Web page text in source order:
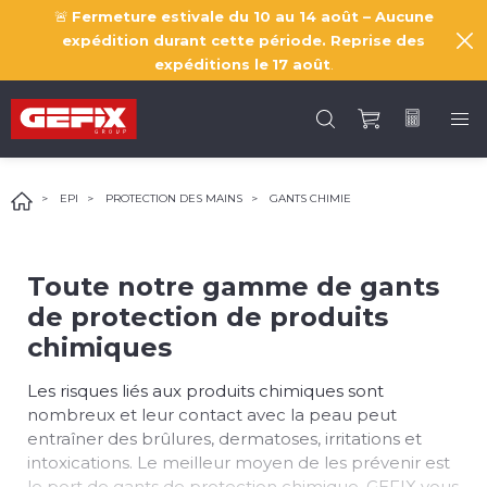
🚨 Fermeture estivale du 10 au 14 août – Aucune
expédition durant cette période. Reprise des
expéditions le 17 août
EPI PROTECTION DES MAINS GANTS CHIMIE
Toute notre gamme de gants
de protection de produits
chimiques
Les risques liés aux produits chimiques sont
nombreux et leur contact avec la peau peut
entraîner des brûlures, dermatoses, irritations et
intoxications. Le meilleur moyen de les prévenir est